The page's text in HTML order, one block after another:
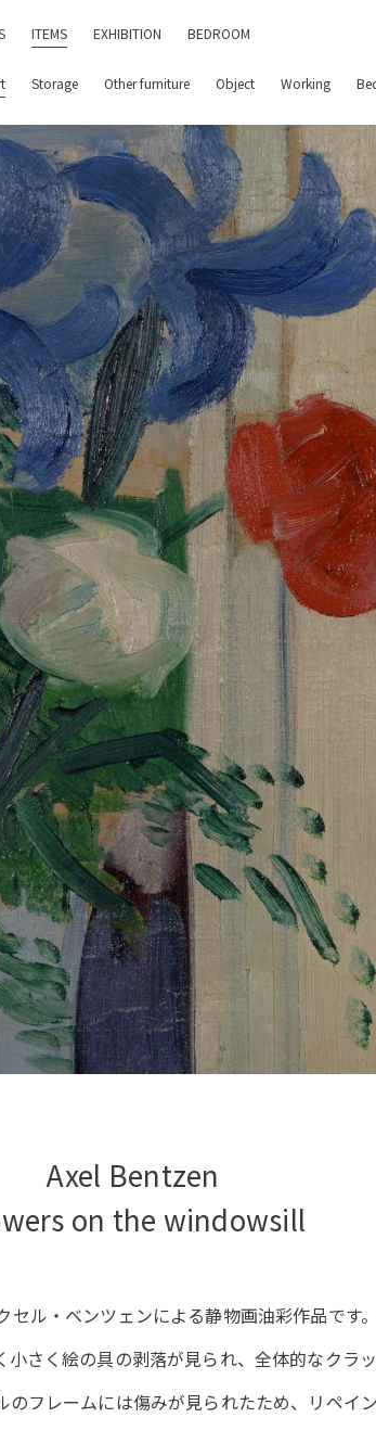
ITEMS EXHIBITION BEDROOM
Storage Other furniture Object Working
Axel Bentzen
on the windowsill
ル・ベンツェンによる静物画油彩作品です
さく絵の具の剥落が見られ、全体的なクラ
フレームには傷みが見られたため、リペイ